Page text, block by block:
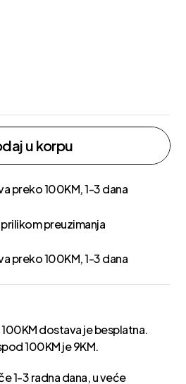
u korpu
preko 100KM, 1-3 dana
preuzimanja
preko 100KM, 1-3 dana
dostava je besplatna.
100KM je 9KM.
1-3 radna dana, u veće